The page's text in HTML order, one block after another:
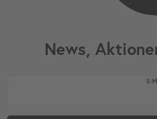
News,
E-